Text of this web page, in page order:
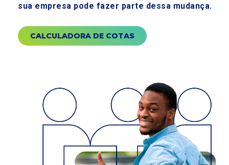
sua empresa pode fazer parte dessa mudança.
CALCULADORA DE COTAS